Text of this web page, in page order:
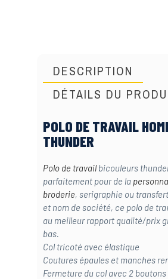
DESCRIPTION
DÉTAILS DU
POLO DE TRAVAIL
THUNDER
Polo de travailbicouleurs
parfaitement pour de la
broderie, serigraphie ou
et nom de société, ce polo de
au meilleur rapport qualité/prix
bas.
Col tricoté avec élastique
Coutures épaules et manches
Fermeture du col avec 2